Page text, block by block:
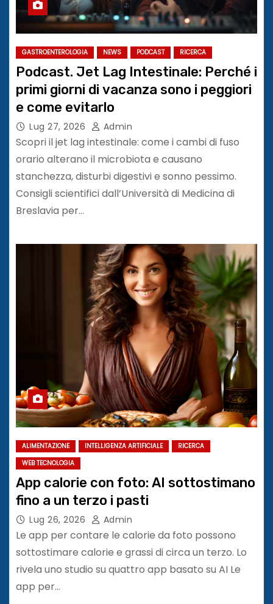
GASTROENTEROLOGIA NEWS PODCAST RICERCA
Podcast. Jet Lag Intestinale: Perché i
primi giorni di vacanza sono i peggiori
e come evitarlo
Lug 27, 2026 Admin
Scopri il jet lag intestinale: come i cambi di fuso
orario alterano il microbiota e causano
stanchezza, disturbi digestivi e sonno pessimo.
Consigli scientifici dall’Università di Medicina di
Breslavia per…
ALIMENTAZIONE INTELLIGENZA ARTIFICIALE
RICERCA
WEB TECNOLOGIA
App calorie con foto: AI sottostimano
fino a un terzo i pasti
Lug 26, 2026 Admin
Le app per contare le calorie da foto possono
sottostimare calorie e grassi di circa un terzo. Lo
rivela uno studio su quattro app basato su AI Le
app per…